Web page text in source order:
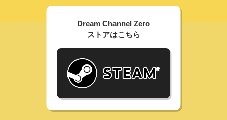
Dream Channel Zero
ストアはこちら